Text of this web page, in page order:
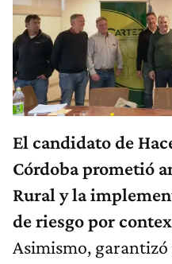
El candidato de
Córdoba prometió
Rural y la
de riesgo por
Asimismo,